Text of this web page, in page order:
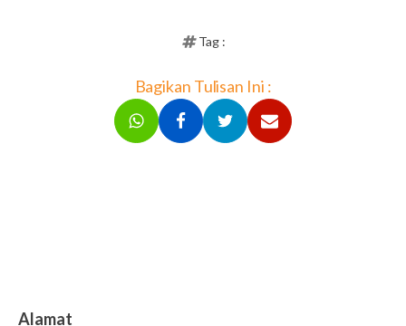
Tag :
Bagikan Tulisan Ini :
Alamat